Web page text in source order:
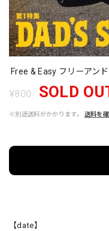
Free & Easy フリーアン
¥800 SOLD
※別途送料がかかります。 送料を
【date】